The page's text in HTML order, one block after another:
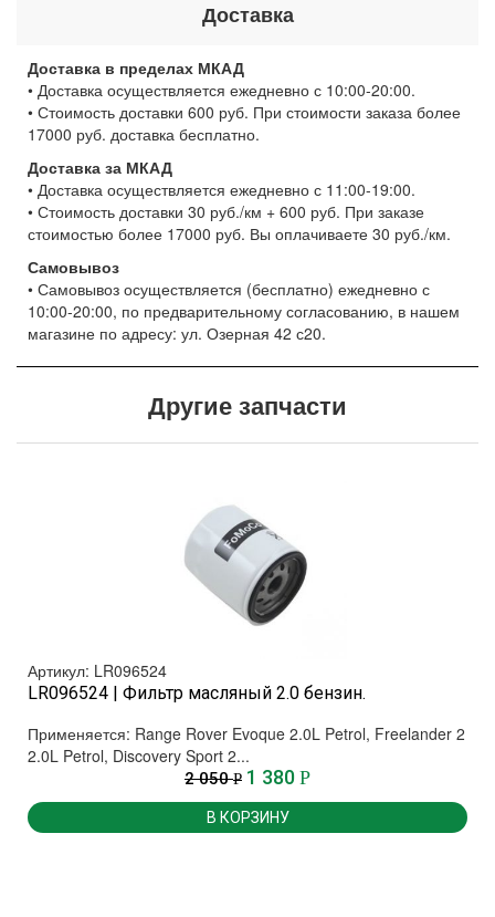
Доставка
Доставка в пределах МКАД
• Доставка осуществляется ежедневно с 10:00-20:00.
• Стоимость доставки 600 руб. При стоимости заказа более
17000 руб. доставка бесплатно.
Доставка за МКАД
• Доставка осуществляется ежедневно с 11:00-19:00.
• Стоимость доставки 30 руб./км + 600 руб. При заказе
стоимостью более 17000 руб. Вы оплачиваете 30 руб./км.
Самовывоз
• Самовывоз осуществляется (бесплатно) ежедневно с
10:00-20:00, по предварительному согласованию, в нашем
магазине по адресу: ул. Озерная 42 с20.
Другие запчасти
Артикул: LR096524
LR096524 | Фильтр масляный 2.0 бензин.
Применяется: Range Rover Evoque 2.0L Petrol, Freelander 2
2.0L Petrol, Discovery Sport 2...
2 050Р 1 380 Р
В КОРЗИНУ